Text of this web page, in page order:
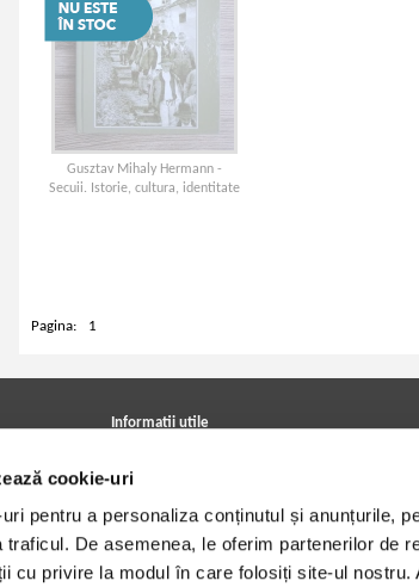
cookie-uri
pentru a personaliza conținutul și anunțurile,
traficul. De asemenea, le oferim partenerilor de
cu privire la modul în care folosiți site-ul
Gusztav Mihaly Hermann -
Secuii. Istorie, cultura, identitate
Pagina: 1
Informatii utile
Achizitii viniluri, casete, CD/DVD
Cum cumpar?
Politica de livrare
Retur comenzi
Angajari - Cariere